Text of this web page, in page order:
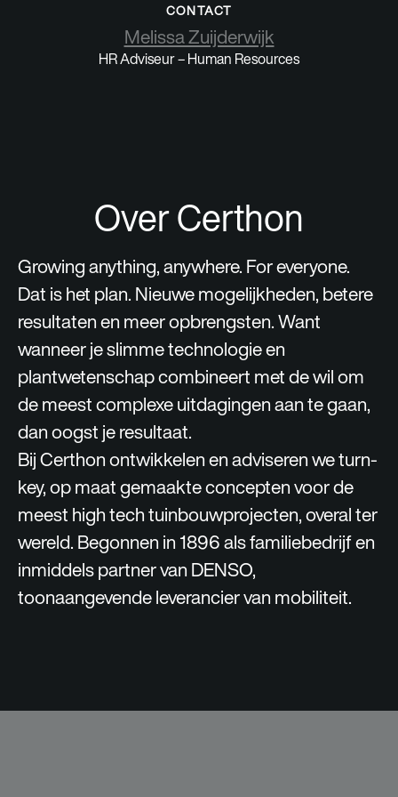
CONTACT
Melissa Zuijderwijk
HR Adviseur – Human Resources
Over Certhon
Growing anything, anywhere. For everyone.
Dat is het plan. Nieuwe mogelijkheden, betere
resultaten en meer opbrengsten. Want
wanneer je slimme technologie en
plantwetenschap combineert met de wil om
de meest complexe uitdagingen aan te gaan,
dan oogst je resultaat.
Bij Certhon ontwikkelen en adviseren we turn-
key, op maat gemaakte concepten voor de
meest high tech tuinbouwprojecten, overal ter
wereld. Begonnen in 1896 als familiebedrijf en
inmiddels partner van DENSO,
toonaangevende leverancier van mobiliteit.